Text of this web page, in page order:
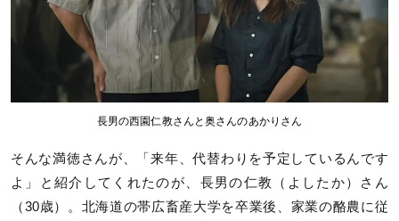
長男の西園仁教さんと奥さんのあかりさん
そんな満徳さんが、「来年、代替わりを予定しているんです
よ」と紹介してくれたのが、長男の仁教（よしたか）さん
（30歳）。北海道の帯広畜産大学を卒業後、家業の酪農に従